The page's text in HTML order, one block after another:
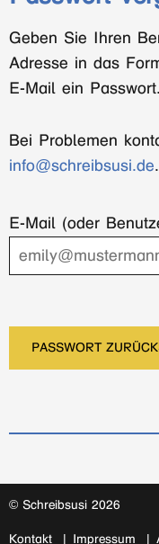
Geben Sie Ihren
Adresse in das
E-Mail ein Passwort.
Bei Problemen
info@schreibsusi.de.
E-Mail (oder
PASSWORT
© Schreibsusi 2026
Kontakt Impressum